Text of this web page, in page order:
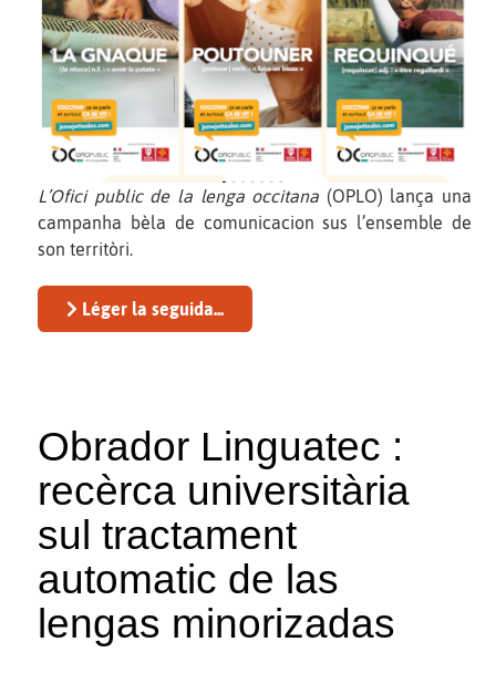
L’Ofici public de la lenga occitana (OPLO) lança una
campanha bèla de comunicacion sus l’ensemble de
son territòri.
Léger la seguida...
Obrador Linguatec :
recèrca universitària
sul tractament
automatic de las
lengas minorizadas